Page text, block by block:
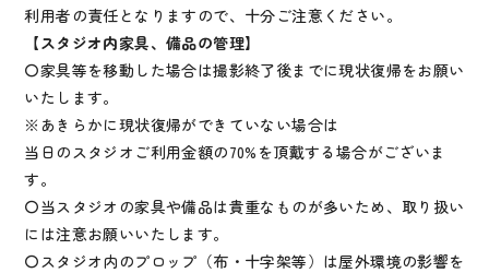
利用者の責任となりますので、十分ご注意ください。
【スタジオ内家具、備品の管理】
〇家具等を移動した場合は撮影終了後までに現状復帰をお願い
いたします。
※あきらかに現状復帰ができていない場合は
当日のスタジオご利用金額の70%を頂戴する場合がございま
す。
〇当スタジオの家具や備品は貴重なものが多いため、取り扱い
には注意お願いいたします。
〇スタジオ内のプロップ（布・十字架等）は屋外環境の影響を